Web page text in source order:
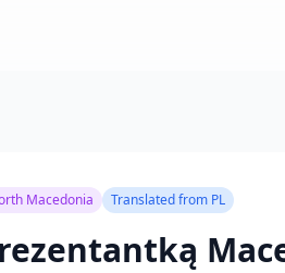
Macedonia Translated from PL